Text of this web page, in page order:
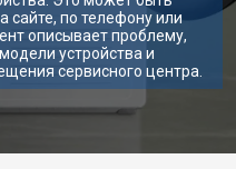
сайте, по телефону или
описывает проблему,
устройства и
сервисного центра.